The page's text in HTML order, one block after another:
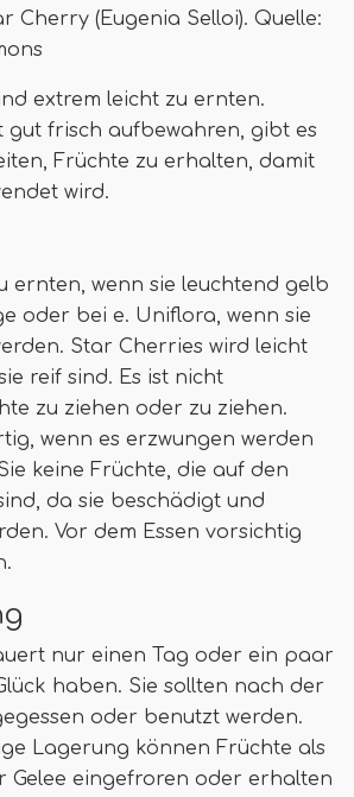
Cherry (Eugenia Selloi). Quelle:
extrem leicht zu ernten.
gut frisch aufbewahren, gibt es
Früchte zu erhalten, damit
wird.
ernten, wenn sie leuchtend gelb
oder bei e. Uniflora, wenn sie
Star Cherries wird leicht
reif sind. Es ist nicht
zu ziehen oder zu ziehen.
wenn es erzwungen werden
keine Früchte, die auf den
da sie beschädigt und
Vor dem Essen vorsichtig
nur einen Tag oder ein paar
haben. Sie sollten nach der
oder benutzt werden.
Lagerung können Früchte als
Gelee eingefroren oder erhalten